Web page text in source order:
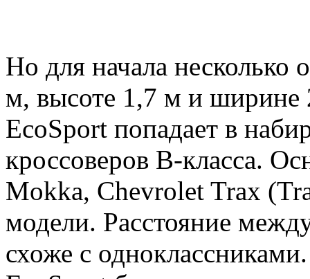
Но для начала
м, высоте 1,7 м и ширине
EcoSport попадает в
кроссоверов B-класса.
Mokka, Chevrolet Trax
модели. Расстояние
схоже с